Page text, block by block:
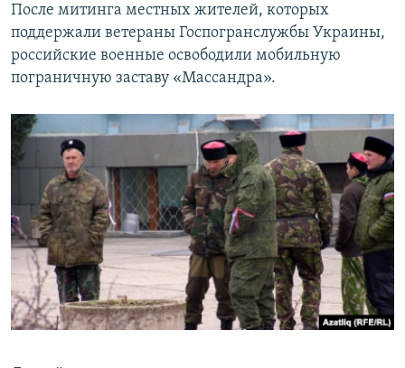
После митинга местных жителей, которых
поддержали ветераны Госпогранслужбы Украины,
российские военные освободили мобильную
пограничную заставу «Массандра».